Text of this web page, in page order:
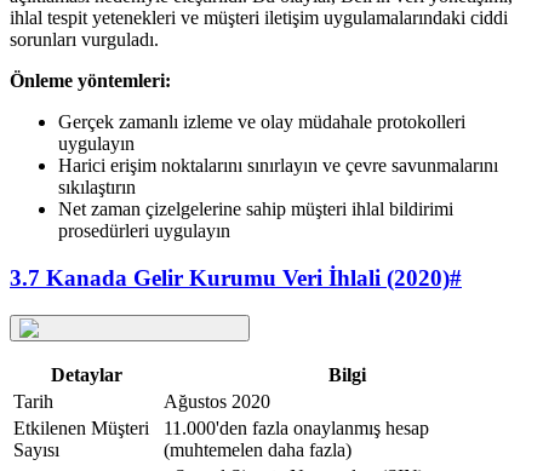
ihlal tespit yetenekleri ve müşteri iletişim uygulamalarındaki ciddi
sorunları vurguladı.
Önleme yöntemleri:
Gerçek zamanlı izleme ve olay müdahale protokolleri
uygulayın
Harici erişim noktalarını sınırlayın ve çevre savunmalarını
sıkılaştırın
Net zaman çizelgelerine sahip müşteri ihlal bildirimi
prosedürleri uygulayın
3.7 Kanada Gelir Kurumu Veri İhlali (2020)#
Detaylar
Bilgi
Tarih
Ağustos 2020
Etkilenen Müşteri
Sayısı
11.000'den fazla onaylanmış hesap
(muhtemelen daha fazla)